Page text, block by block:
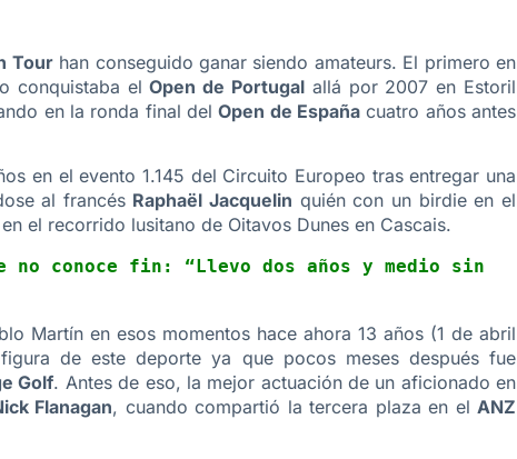
Tourhan conseguido ganar siendo amateurs. El primero en
conquistaba elOpen de Portugalallá por 2007 en Estoril
en la ronda final delOpen de España cuatro años antes
en el evento 1.145 del Circuito Europeo tras entregar una
al francés Raphaël Jacquelin quién con un birdie en el
el recorrido lusitano de Oitavos Dunes en Cascais.
conoce fin: “Llevo dos años y medio sin
Martín en esos momentos hace ahora 13 años (1 de abril
de este deporte ya que pocos meses después fue
Golf. Antes de eso, la mejor actuación de un aficionado en
Flanagan, cuando compartió la tercera plaza en elANZ